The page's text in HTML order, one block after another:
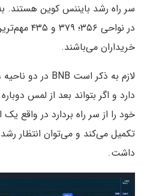
سر راه رشد بایننس کوین هستند.
در نواحی
خریداران می‌باشند.
خود را از سر راه بردارد در واقع
تکمیل می‌کند و می‌توان انتظار رشد
داشت.